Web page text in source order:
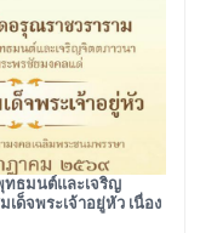
ทธมนต์และเจริญ
ด็จพระเจ้าอยู่หัว เนื่อง